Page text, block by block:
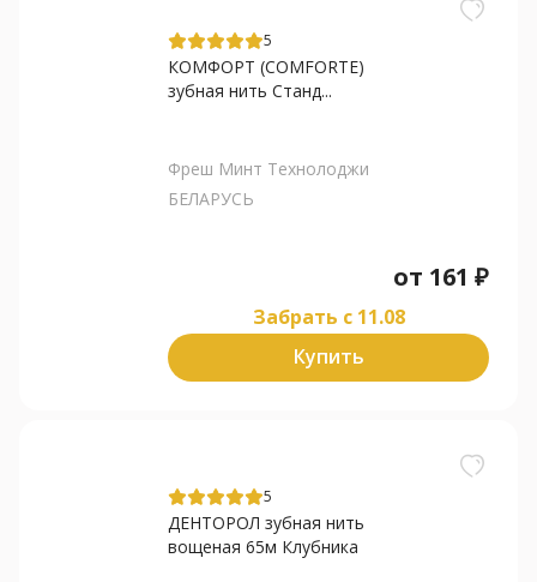
5
КОМФОРТ (COMFORTE)
зубная нить Станд...
Фреш Минт Технолоджи
БЕЛАРУСЬ
от 161 ₽
Забрать c 11.08
Купить
5
ДЕНТОРОЛ зубная нить
вощеная 65м Клубника